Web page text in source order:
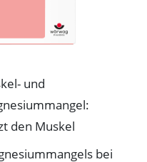
und
den Muskel
bei